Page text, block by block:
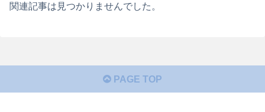
関連記事は見つかりませんでした。
PAGE TOP